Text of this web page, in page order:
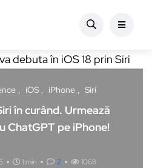
iOS iPhone Siri
în curând. Urmează
ChatGPT pe iPhone!
1 min 2 1068